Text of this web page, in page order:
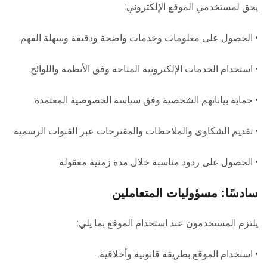
يحق لمستخدمي الموقع الإلكتروني:
• الحصول على معلومات وخدمات واضحة ودقيقة وسهلة الفهم.
• استخدام الخدمات الإلكترونية المتاحة وفق الأنظمة واللوائح.
• حماية بياناتهم الشخصية وفق سياسة الخصوصية المعتمدة.
• تقديم الشكاوى والملاحظات والمقترحات عبر القنوات الرسمية.
• الحصول على ردود مناسبة خلال مدة زمنية معقولة.
سادسًا: مسؤوليات المتعاملين
يلتزم المستخدمون عند استخدام الموقع بما يلي:
• استخدام الموقع بطريقة قانونية وأخلاقية.